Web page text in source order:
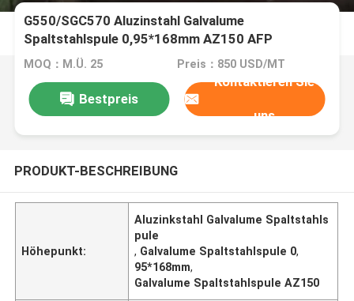
G550/SGC570 Aluzinstahl Galvalume
Spaltstahlspule 0,95*168mm AZ150 AFP
Behandlung
MOQ：M.Ü. 25 Preis：850 USD/MT
Bestpreis
Kontaktieren Sie
uns
PRODUKT-BESCHREIBUNG
Höhepunkt:
Aluzinkstahl Galvalume Spaltstahls
pule
, Galvalume Spaltstahlspule 0,
95*168mm,
Galvalume Spaltstahlspule AZ150